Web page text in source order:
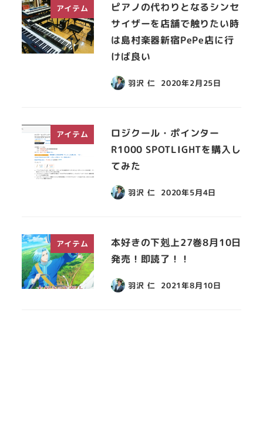
アイテム
ピアノの代わりとなるシンセ
サイザーを店舗で触りたい時
は島村楽器新宿PePe店に行
けば良い
羽沢 仁 2020年2月25日
アイテム
ロジクール・ポインター
R1000 SPOTLIGHTを購入し
てみた
羽沢 仁 2020年5月4日
アイテム
本好きの下剋上27巻8月10日
発売！即読了！！
羽沢 仁 2021年8月10日